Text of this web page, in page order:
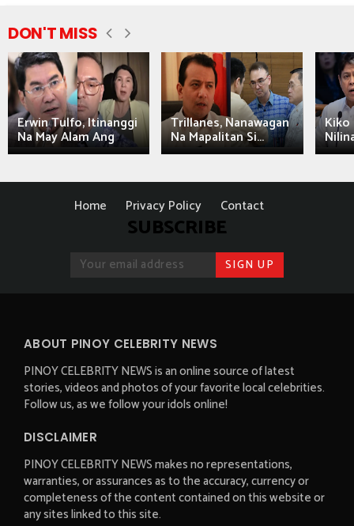
DON'T MISS
Erwin Tulfo, Itinanggi
Na May Alam Ang
Trillanes, Nanawagan
Na Mapalitan Si...
Kiko
Home Privacy Policy Contact
SUBSCRIBE
ABOUT PINOY CELEBRITY NEWS
PINOY CELEBRITY NEWS is an online source of latest
stories, videos and photos of your favorite local celebrities.
Follow us, as we follow your idols online!
DISCLAIMER
PINOY CELEBRITY NEWS makes no representations,
warranties, or assurances as to the accuracy, currency or
completeness of the content contained on this website or
any sites linked to this site.